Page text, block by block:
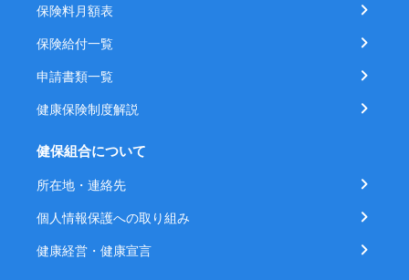
保険料月額表
保険給付一覧
申請書類一覧
健康保険制度解説
健保組合について
所在地・連絡先
個人情報保護への取り組み
健康経営・健康宣言